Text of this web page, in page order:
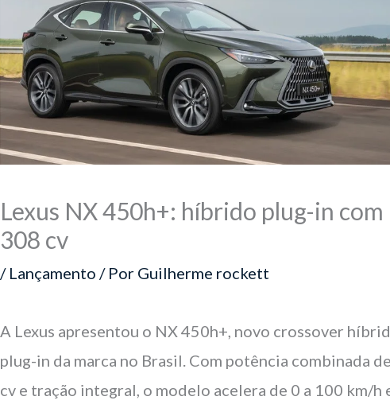
Lexus NX 450h+: híbrido plug-in com
308 cv
/ Lançamento / Por Guilherme rockett
A Lexus apresentou o NX 450h+, novo crossover
plug-in da marca no Brasil. Com potência combinada
cv e tração integral, o modelo acelera de 0 a 100 km/h